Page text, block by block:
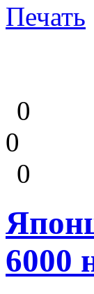
Печать
0
0
0
6000